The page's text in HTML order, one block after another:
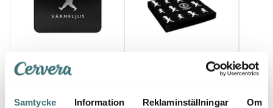
Samtycke Information Reklaminställningar Om
Solstickan
Värmeljuslåda för 100
229 kr
Servett 33x33 cm 20-
59 kr 199